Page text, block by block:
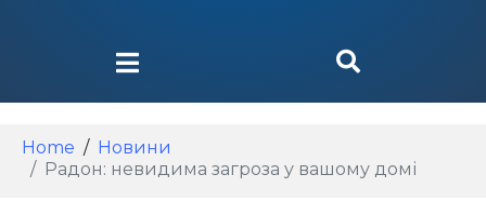
Home
Новини
Радон: невидима загроза у вашому домі